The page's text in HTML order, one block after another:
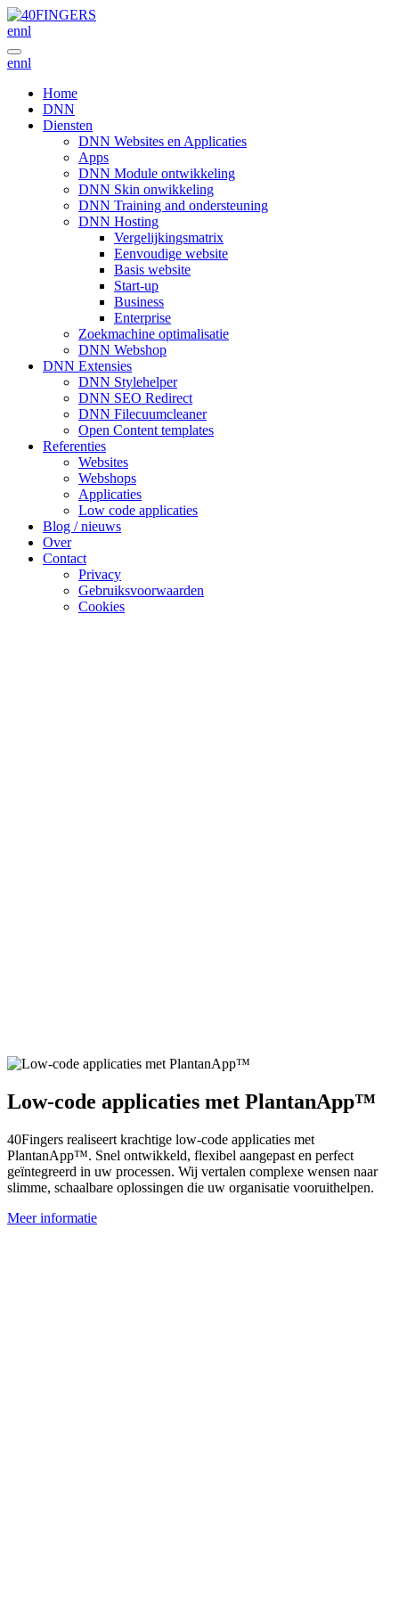
ennl
ennl
Home
DNN
Diensten
DNN Websites en Applicaties
Apps
DNN Module ontwikkeling
DNN Skin onwikkeling
DNN Training and ondersteuning
DNN Hosting
Vergelijkingsmatrix
Eenvoudige website
Basis website
Start-up
Business
Enterprise
Zoekmachine optimalisatie
DNN Webshop
DNN Extensies
DNN Stylehelper
DNN SEO Redirect
DNN Filecuumcleaner
Open Content templates
Referenties
Websites
Webshops
Applicaties
Low code applicaties
Blog / nieuws
Over
Contact
Privacy
Gebruiksvoorwaarden
Cookies
Low-code applicaties met PlantanApp™
40Fingers realiseert krachtige low-code applicaties met
PlantanApp™. Snel ontwikkeld, flexibel aangepast en perfect
geïntegreerd in uw processen. Wij vertalen complexe wensen naar
slimme, schaalbare oplossingen die uw organisatie vooruithelpen.
Meer informatie